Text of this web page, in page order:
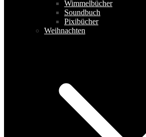
Wimmelbücher
Soundbuch
Pixibücher
Weihnachten